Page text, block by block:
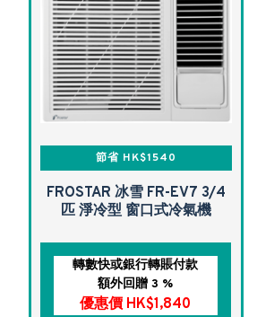
節省 HK$1540
FROSTAR 冰雪 FR-EV7 3/4
匹 淨冷型 窗口式冷氣機
轉數快或銀行轉賬付款
額外回贈 3 %
優惠價 HK$1,840